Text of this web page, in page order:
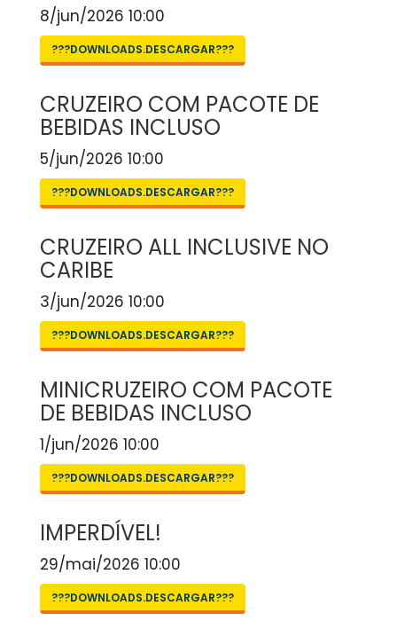
8/jun/2026 10:00
???DOWNLOADS.DESCARGAR???
CRUZEIRO COM PACOTE DE
BEBIDAS INCLUSO
5/jun/2026 10:00
???DOWNLOADS.DESCARGAR???
CRUZEIRO ALL INCLUSIVE NO
CARIBE
3/jun/2026 10:00
???DOWNLOADS.DESCARGAR???
MINICRUZEIRO COM PACOTE
DE BEBIDAS INCLUSO
1/jun/2026 10:00
???DOWNLOADS.DESCARGAR???
IMPERDÍVEL!
29/mai/2026 10:00
???DOWNLOADS.DESCARGAR???